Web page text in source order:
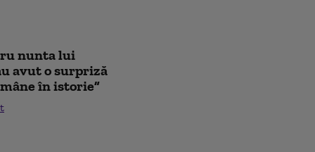
nunta lui
avut o surpriză
în istorie”